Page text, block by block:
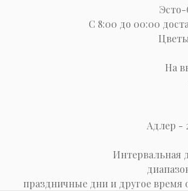
Эсто-
С 8:00 до 00:00
На
Адлер -
Интервальная
праздничные дни и другое время